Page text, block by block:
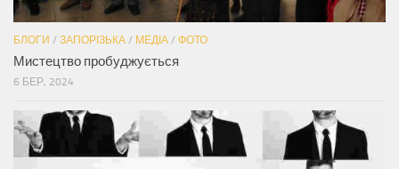
БЛОГИ / ЗАПОРІЗЬКА / МЕДІА / ФОТО
Мистецтво пробуджується
6 БЕР, 2024